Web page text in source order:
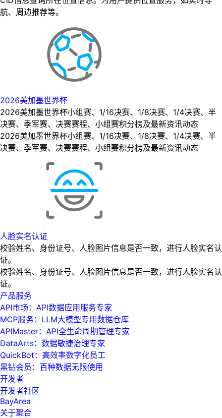
航、周边推荐等。
2026美加墨世界杯
2026美加墨世界杯小组赛、1/16决赛、1/8决赛、1/4决赛、半
决赛、季军赛、决赛赛程、小组赛积分榜及最新资讯动态
2026美加墨世界杯小组赛、1/16决赛、1/8决赛、1/4决赛、半
决赛、季军赛、决赛赛程、小组赛积分榜及最新资讯动态
人脸实名认证
校验姓名、身份证号、人脸图片信息是否一致，进行人脸实名认
证。
校验姓名、身份证号、人脸图片信息是否一致，进行人脸实名认
证。
产品服务
API市场：API数据应用服务专家
MCP服务：LLM大模型专用数据仓库
APIMaster：API全生命周期管理专家
DataArts：数据敏捷治理专家
QuickBot：高效率数字化员工
黑钻会员：百种数据无限使用
开发者
开发者社区
BayArea
关于聚合